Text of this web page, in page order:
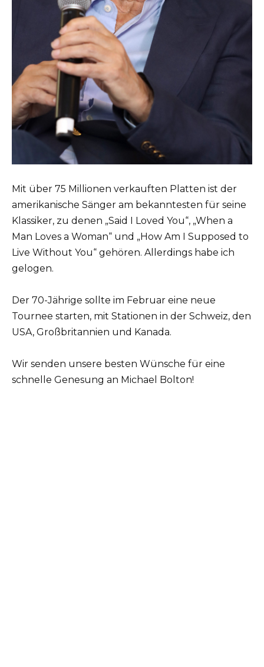
Mit über 75 Millionen verkauften Platten ist der
amerikanische Sänger am bekanntesten für seine
Klassiker, zu denen „Said I Loved You“, „When a
Man Loves a Woman“ und „How Am I Supposed to
Live Without You“ gehören. Allerdings habe ich
gelogen.
Der 70-Jährige sollte im Februar eine neue
Tournee starten, mit Stationen in der Schweiz, den
USA, Großbritannien und Kanada.
Wir senden unsere besten Wünsche für eine
schnelle Genesung an Michael Bolton!